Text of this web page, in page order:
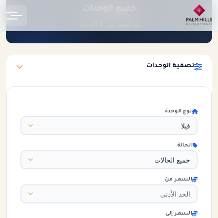
الرئيسية
تصفية الوحدات
نوع الوحدة
الحالة
السعر من
السعر إلى